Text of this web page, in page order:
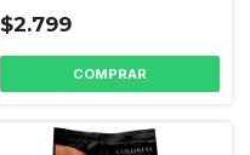
$2.799